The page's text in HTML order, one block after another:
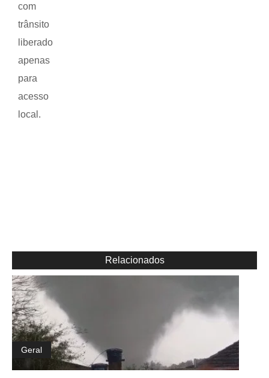
com
trânsito
liberado
apenas
para
acesso
local.
Relacionados
Geral